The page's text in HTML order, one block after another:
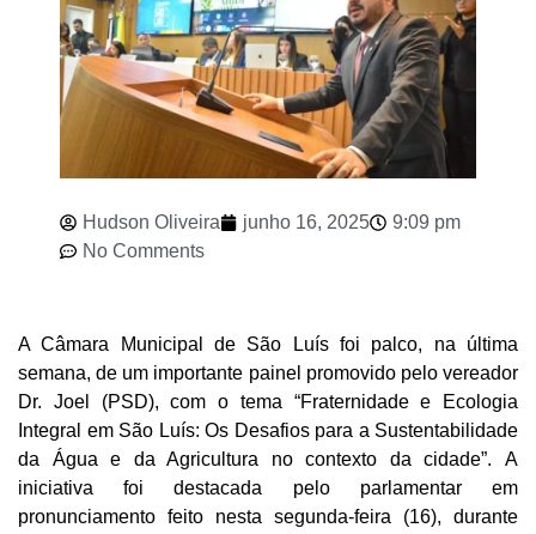
Hudson Oliveira junho 16, 2025
9:09 pm
No Comments
A Câmara Municipal de São Luís foi palco, na última
semana, de um importante painel promovido pelo vereador
Dr. Joel (PSD), com o tema “Fraternidade e Ecologia
Integral em São Luís: Os Desafios para a Sustentabilidade
da Água e da Agricultura no contexto da cidade”. A
iniciativa foi destacada pelo parlamentar em
pronunciamento feito nesta segunda-feira (16), durante